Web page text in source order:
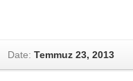
Date: Temmuz 23, 2013